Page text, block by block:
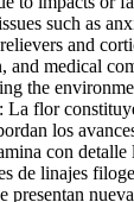
such as
and
medical
the
La flor
los
con detalle
de linajes
presentan